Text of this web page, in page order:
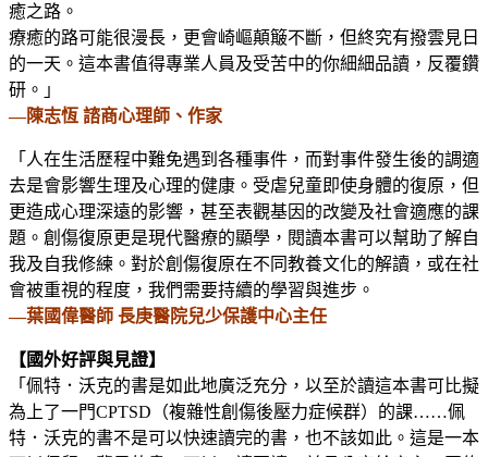
癒之路。
療癒的路可能很漫長，更會崎嶇顛簸不斷，但終究有撥雲見日
的一天。這本書值得專業人員及受苦中的你細細品讀，反覆鑽
研。」
—陳志恆 諮商心理師、作家
「人在生活歷程中難免遇到各種事件，而對事件發生後的調適
去是會影響生理及心理的健康。受虐兒童即使身體的復原，但
更造成心理深遠的影響，甚至表觀基因的改變及社會適應的課
題。創傷復原更是現代醫療的顯學，閱讀本書可以幫助了解自
我及自我修練。對於創傷復原在不同教養文化的解讀，或在社
會被重視的程度，我們需要持續的學習與進步。
—葉國偉醫師 長庚醫院兒少保護中心主任
【國外好評與見證】
「佩特．沃克的書是如此地廣泛充分，以至於讀這本書可比擬
為上了一門CPTSD（複雜性創傷後壓力症候群）的課……佩
特．沃克的書不是可以快速讀完的書，也不該如此。這是一本